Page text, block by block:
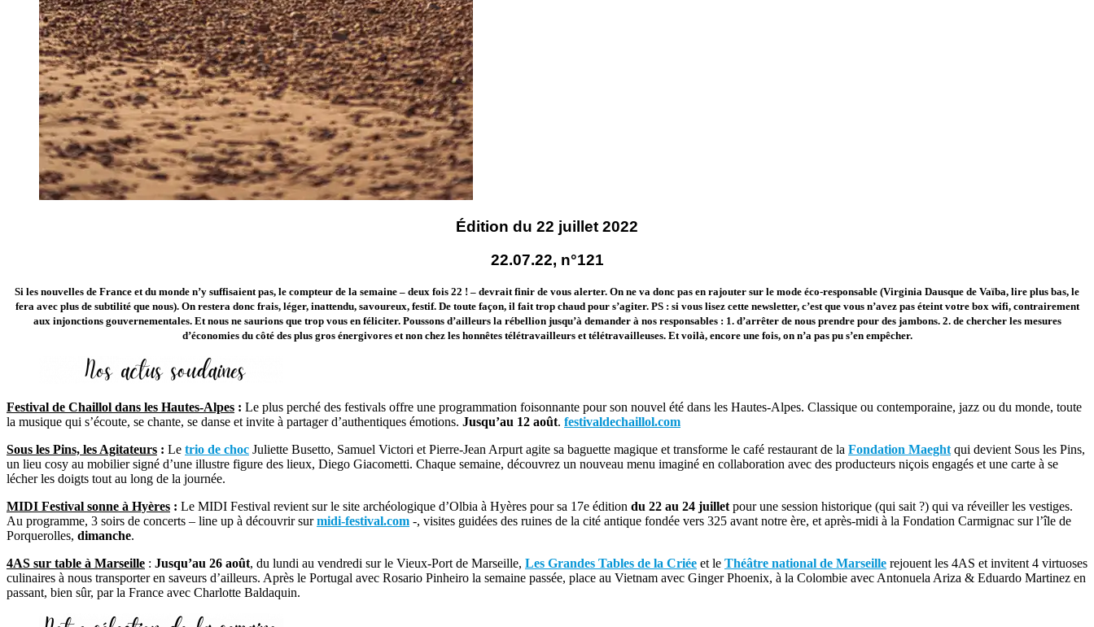
Édition du 22 juillet 2022
22.07.22, n°121
Si les nouvelles de France et du monde n’y suffisaient pas, le compteur de la semaine – deux fois 22 ! – devrait finir de vous alerter. On ne va donc pas en rajouter sur le mode éco-responsable (Virginia Dausque de Vaïba, lire plus bas, le
fera avec plus de subtilité que nous). On restera donc frais, léger, inattendu, savoureux, festif. De toute façon, il fait trop chaud pour s’agiter. PS : si vous lisez cette newsletter, c’est que vous n’avez pas éteint votre box wifi, contrairement
aux injonctions gouvernementales. Et nous ne saurions que trop vous en féliciter. Poussons d’ailleurs la rébellion jusqu’à demander à nos responsables : 1. d’arrêter de nous prendre pour des jambons. 2. de chercher les mesures
d’économies du côté des plus gros énergivores et non chez les honnêtes télétravailleurs et télétravailleuses. Et voilà, encore une fois, on n’a pas pu s’en empêcher.
Festival de Chaillol dans les Hautes-Alpes : Le plus perché des festivals offre une programmation foisonnante pour son nouvel été dans les Hautes-Alpes. Classique ou contemporaine, jazz ou du monde, toute
la musique qui s’écoute, se chante, se danse et invite à partager d’authentiques émotions. Jusqu’au 12 août. festivaldechaillol.com
Sous les Pins, les Agitateurs : Le trio de choc Juliette Busetto, Samuel Victori et Pierre-Jean Arpurt agite sa baguette magique et transforme le café restaurant de la Fondation Maeght qui devient Sous les Pins,
un lieu cosy au mobilier signé d’une illustre figure des lieux, Diego Giacometti. Chaque semaine, découvrez un nouveau menu imaginé en collaboration avec des producteurs niçois engagés et une carte à se
lécher les doigts tout au long de la journée.
MIDI Festival sonne à Hyères : Le MIDI Festival revient sur le site archéologique d’Olbia à Hyères pour sa 17e édition du 22 au 24 juillet pour une session historique (qui sait ?) qui va réveiller les vestiges.
Au programme, 3 soirs de concerts – line up à découvrir sur midi-festival.com -, visites guidées des ruines de la cité antique fondée vers 325 avant notre ère, et après-midi à la Fondation Carmignac sur l’île de
Porquerolles, dimanche.
4AS sur table à Marseille : Jusqu’au 26 août, du lundi au vendredi sur le Vieux-Port de Marseille, Les Grandes Tables de la Criée et le Théâtre national de Marseille rejouent les 4AS et invitent 4 virtuoses
culinaires à nous transporter en saveurs d’ailleurs. Après le Portugal avec Rosario Pinheiro la semaine passée, place au Vietnam avec Ginger Phoenix, à la Colombie avec Antonuela Ariza & Eduardo Martinez en
passant, bien sûr, par la France avec Charlotte Baldaquin.